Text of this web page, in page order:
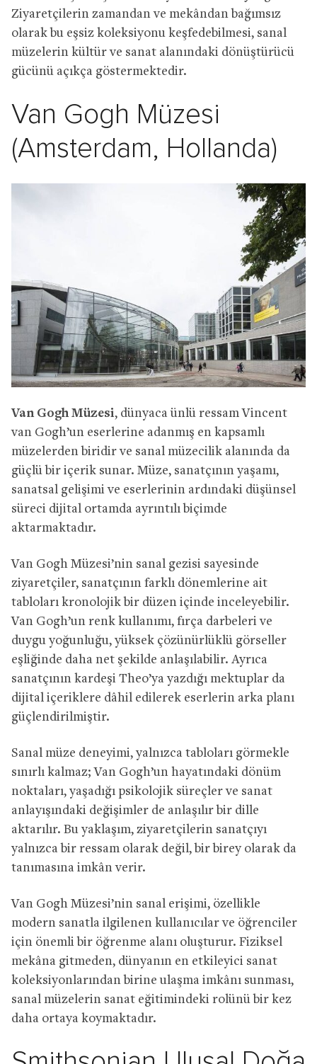
Ziyaretçilerin zamandan ve mekândan bağımsız
olarak bu eşsiz koleksiyonu keşfedebilmesi, sanal
müzelerin kültür ve sanat alanındaki dönüştürücü
gücünü açıkça göstermektedir.
Van Gogh Müzesi
(Amsterdam, Hollanda)
Van Gogh Müzesi, dünyaca ünlü ressam Vincent
van Gogh’un eserlerine adanmış en kapsamlı
müzelerden biridir ve sanal müzecilik alanında da
güçlü bir içerik sunar. Müze, sanatçının yaşamı,
sanatsal gelişimi ve eserlerinin ardındaki düşünsel
süreci dijital ortamda ayrıntılı biçimde
aktarmaktadır.
Van Gogh Müzesi’nin sanal gezisi sayesinde
ziyaretçiler, sanatçının farklı dönemlerine ait
tabloları kronolojik bir düzen içinde inceleyebilir.
Van Gogh’un renk kullanımı, fırça darbeleri ve
duygu yoğunluğu, yüksek çözünürlüklü görseller
eşliğinde daha net şekilde anlaşılabilir. Ayrıca
sanatçının kardeşi Theo’ya yazdığı mektuplar da
dijital içeriklere dâhil edilerek eserlerin arka planı
güçlendirilmiştir.
Sanal müze deneyimi, yalnızca tabloları görmekle
sınırlı kalmaz; Van Gogh’un hayatındaki dönüm
noktaları, yaşadığı psikolojik süreçler ve sanat
anlayışındaki değişimler de anlaşılır bir dille
aktarılır. Bu yaklaşım, ziyaretçilerin sanatçıyı
yalnızca bir ressam olarak değil, bir birey olarak da
tanımasına imkân verir.
Van Gogh Müzesi’nin sanal erişimi, özellikle
modern sanatla ilgilenen kullanıcılar ve öğrenciler
için önemli bir öğrenme alanı oluşturur. Fiziksel
mekâna gitmeden, dünyanın en etkileyici sanat
koleksiyonlarından birine ulaşma imkânı sunması,
sanal müzelerin sanat eğitimindeki rolünü bir kez
daha ortaya koymaktadır.